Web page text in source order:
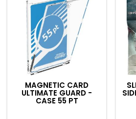
MAGNETIC CARD
ULTIMATE GUARD -
CASE 55 PT